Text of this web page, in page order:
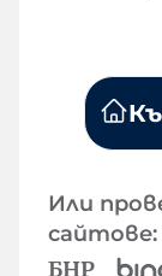
Или
сайтове:
БНР